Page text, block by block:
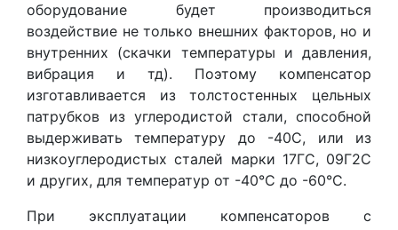
оборудование будет производиться
воздействие не только внешних факторов, но и
внутренних (скачки температуры и давления,
вибрация и тд). Поэтому компенсатор
изготавливается из толстостенных цельных
патрубков из углеродистой стали, способной
выдерживать температуру до -40С, или из
низкоуглеродистых сталей марки 17ГС, 09Г2С
и других, для температур от -40°С до -60°С.
При эксплуатации компенсаторов с